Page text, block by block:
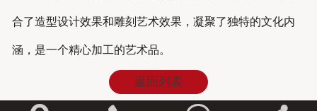
合了造型设计效果和雕刻艺术效果，凝聚了独特的文化内
涵，是一个精心加工的艺术品。
返回列表